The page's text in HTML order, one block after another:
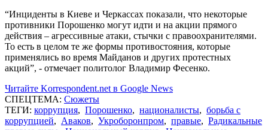
“Инциденты в Киеве и Черкассах показали, что некоторые
противники Порошенко могут идти и на акции прямого
действия – агрессивные атаки, стычки с правоохранителями.
То есть в целом те же формы противостояния, которые
применялись во время Майданов и других протестных
акций”, - отмечает политолог Владимир Фесенко.
Читайте Korrespondent.net в Google News
СПЕЦТЕМА: Сюжеты
ТЕГИ: коррупция, Порошенко, националисты, борьба с
коррупцией, Аваков, Укроборонпром, правые, Радикальные